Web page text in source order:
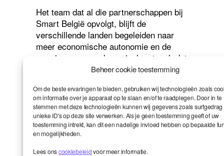
Beheer cookie toestemming
Om de beste ervaringen te bieden, gebruiken wij technologieën zoals
om informatie over je apparaat op te slaan en/of te raadplegen. Door in te
stemmen met deze technologieën kunnen wij gegevens zoals surfgedrag
unieke ID's op deze site verwerken. Als je geen toestemming geeft of uw
toestemming intrekt, kan dit een nadelige invloed hebben op bepaalde
en mogelijkheden.
Lees onscookiebeleidvoor meer informatie.
Het team dat al die partnerschappen bij
Smart België opvolgt, blijft de
verschillende landen begeleiden naar
meer economische autonomie en de
vorming van een dynamisch netwerk dat
de internationale dimensie van het Smart-
Leave a Reply
Your email address will not be published.
Required fields are marked